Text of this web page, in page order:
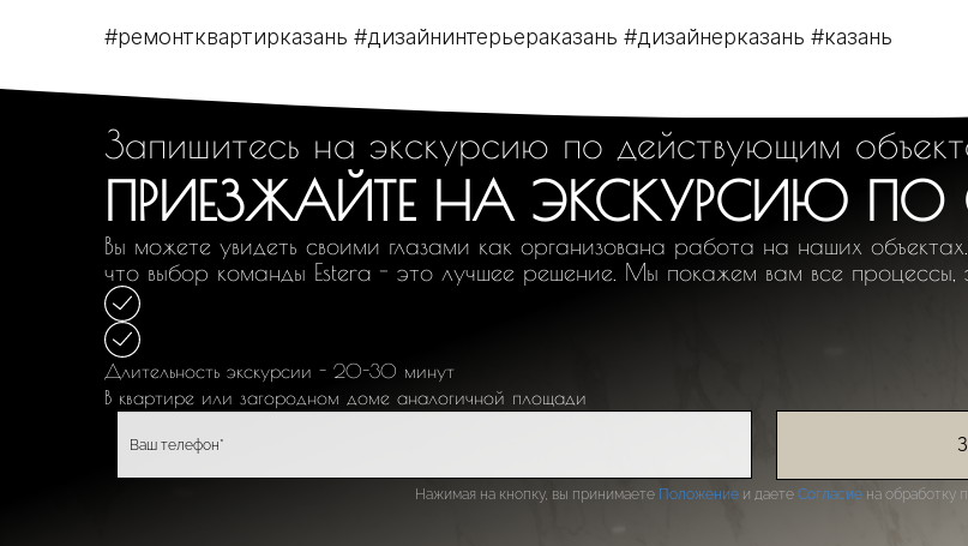
#ремонтквартирказань #дизайнинтерьераказань #дизайнерказань #казань
Запишитесь на экскурсию по действующим
ПРИЕЗЖАЙТЕ НА ЭКСКУРСИЮ ПО
Вы можете увидеть своими глазами как организована работа на наших
что выбор команды Estera - это лучшее решение. Мы покажем вам все процессы,
Длительность экскурсии - 20-30 минут
В квартире или загородном доме аналогичной площади
Нажимая на кнопку, вы принимаете Положениеи даете Согласиена обработку